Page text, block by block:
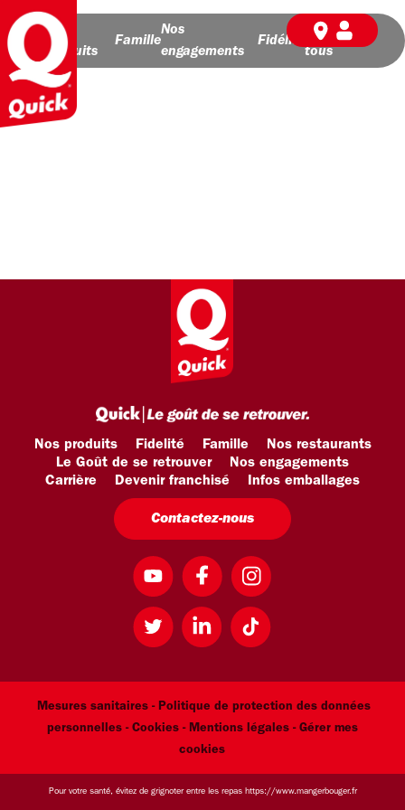
Nos
produits
Famille
Nos
engagements
Fidélité
BD pour
tous
Nos produits Fidelité Famille
Nos restaurants
Le Goût de se retrouver
Nos engagements
Carrière
Devenir franchisé Infos emballages
Contactez-nous
Mesures sanitaires - Politique de protection des données
personnelles - Cookies - Mentions légales - Gérer mes
cookies
Pour votre santé, évitez de grignoter entre les repas https://www.mangerbouger.fr